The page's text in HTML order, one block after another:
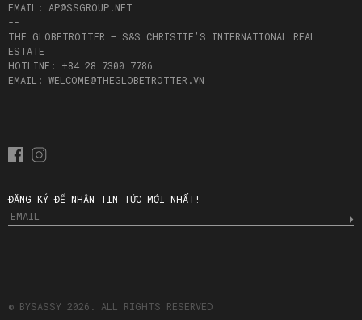
EMAIL: AP@SSGROUP.NET
--
THE GLOBETROTTER – S&S CHRISTIE’S INTERNATIONAL REAL
ESTATE
HOTLINE: +84 28 7300 7786
EMAIL: WELCOME@THEGLOBETROTTER.VN
ĐĂNG KÝ ĐỂ NHẬN TIN TỨC MỚI NHẤT!
© BYSASSY 2026. ALL RIGHTS RESERVED